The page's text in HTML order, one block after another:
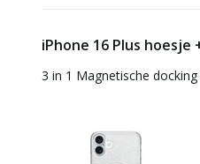
iPhone 16 Plus
3 in 1 Magnetische